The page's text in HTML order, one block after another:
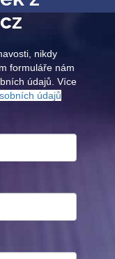
nikdy
formuláře nám
údajů. Více
údajů